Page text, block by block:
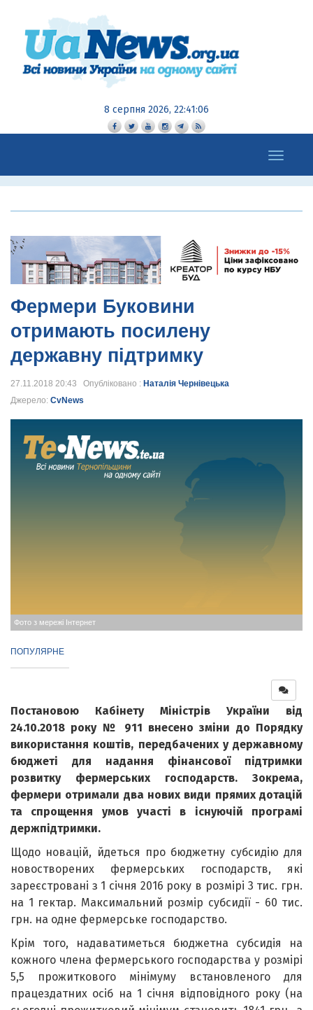
8 серпня 2026, 22:41:07
Toggle
navigation
Фермери Буковини
отримають посилену
державну підтримку
27.11.2018 20:43 Опубліковано : Наталія Чернівецька
Джерело: CvNews
Фото з мережі Інтернет
ПОПУЛЯРНЕ
Постановою Кабінету Міністрів України від
24.10.2018 року № 911 внесено зміни до Порядку
використання коштів, передбачених у державному
бюджеті для надання фінансової підтримки
розвитку фермерських господарств. Зокрема,
фермери отримали два нових види прямих дотацій
та спрощення умов участі в існуючій програмі
держпідтримки.
Щодо новацій, йдеться про бюджетну субсидію для
новостворених фермерських господарств, які
зареєстровані з 1 січня 2016 року в розмірі 3 тис. грн.
на 1 гектар. Максимальний розмір субсидії - 60 тис.
грн. на одне фермерське господарство.
Крім того, надаватиметься бюджетна субсидія на
кожного члена фермерського господарства у розмірі
5,5 прожиткового мінімуму встановленого для
працездатних осіб на 1 січня відповідного року (на